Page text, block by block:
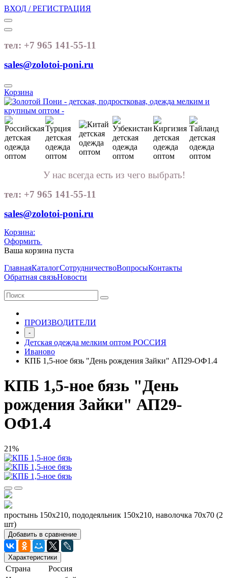
ВХОД / РЕГИСТРАЦИЯ
тел: +7 965 141-55-11
sales@zolotoi-poni.ru
Корзина
У нас всегда есть из чего выбрать!
тел: +7 965 141-55-11
sales@zolotoi-poni.ru
Корзина:
Оформить
Ваша корзина пуста
ГлавнаяКаталогСотрудничествоВопросыКонтакты
Обратная связьНовости
ПРОИЗВОДИТЕЛИ
-
Детская одежда мелким оптом РОССИЯ
Иваново
КПБ 1,5-ное бязь "День рождения Зайки" АП29-ОФ1.4
КПБ 1,5-ное бязь "День
рождения Зайки" АП29-
ОФ1.4
21%
простынь 150х210, пододеяльник 150х210, наволочка 70х70 (2
шт)
Добавить в сравнение
Характеристики
Страна
Россия